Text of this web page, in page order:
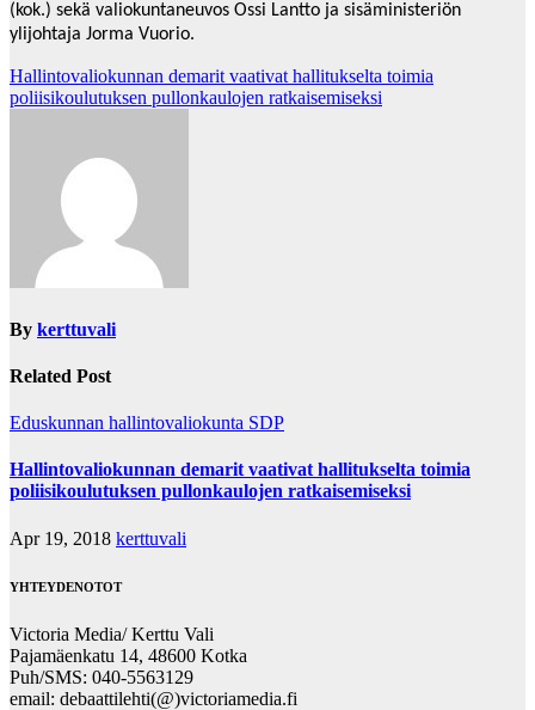
(kok.) sekä valiokuntaneuvos Ossi Lantto ja sisäministeriön
ylijohtaja Jorma Vuorio.
Post
navigation
Hallintovaliokunnan demarit vaativat hallitukselta toimia
poliisikoulutuksen pullonkaulojen ratkaisemiseksi
By kerttuvali
Related Post
Eduskunnan hallintovaliokunta SDP
Hallintovaliokunnan demarit vaativat hallitukselta toimia
poliisikoulutuksen pullonkaulojen ratkaisemiseksi
Apr 19, 2018 kerttuvali
YHTEYDENOTOT
Victoria Media/ Kerttu Vali
Pajamäenkatu 14, 48600 Kotka
Puh/SMS: 040-5563129
email: debaattilehti(@)victoriamedia.fi